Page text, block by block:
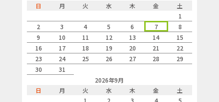
日
月 火 水 木 金
土
1
2
3 4 5 6 7
8
9
10 11 12 13 14
15
16
17 18 19 20 21
22
23
24 25 26 27 28
29
30
31
2026年9月
日
月 火 水 木 金
土
1
2 3 4 5